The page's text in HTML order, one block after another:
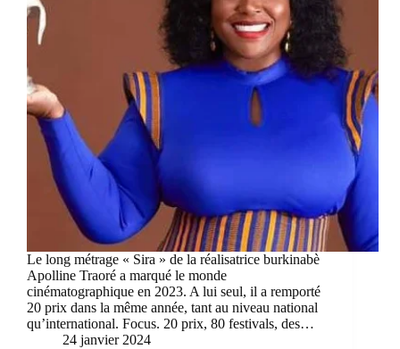
Le long métrage « Sira » de la réalisatrice burkinabè
Apolline Traoré a marqué le monde
cinématographique en 2023. A lui seul, il a remporté
20 prix dans la même année, tant au niveau national
qu’international. Focus. 20 prix, 80 festivals, des…
24 janvier 2024